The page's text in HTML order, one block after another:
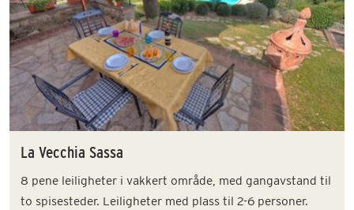
La Vecchia Sassa
8 pene leiligheter i vakkert område, med gangavstand til
to spisesteder. Leiligheter med plass til 2-6 personer.